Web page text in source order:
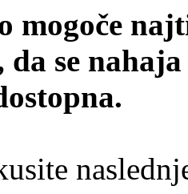
mogoče
da se